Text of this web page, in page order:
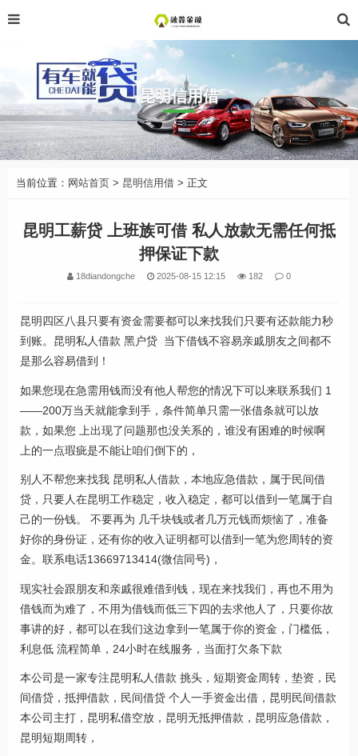
昆明信用借
当前位置： 网站首页 > 昆明信用借 > 正文
昆明工薪贷 上班族可借 私人放款无需任何抵
押保证下款
18diandongche 2025-08-15 12:15 182 0
昆明四区八县只要有资金需要都可以来找我们只要有还款能力秒
到账。昆明私人借款 黑户贷 当下借钱不容易亲戚朋友之间都不
是那么容易借到！
如果您现在急需用钱而没有他人帮您的情况下可以来联系我们 1
——200万当天就能拿到手，条件简单只需一张借条就可以放
款，如果您 上出现了问题那也没关系的，谁没有困难的时候啊
上的一点瑕疵是不能让咱们倒下的，
别人不帮您来找我 昆明私人借款，本地应急借款，属于民间借
贷，只要人在昆明工作稳定，收入稳定，都可以借到一笔属于自
己的一份钱。 不要再为 几千块钱或者几万元钱而烦恼了，准备
好你的身份证，还有你的收入证明都可以借到一笔为您周转的资
金。联系电话13669713414(微信同号)，
现实社会跟朋友和亲戚很难借到钱，现在来找我们，再也不用为
借钱而为难了，不用为借钱而低三下四的去求他人了，只要你故
事讲的好，都可以在我们这边拿到一笔属于你的资金，门槛低，
利息低 流程简单，24小时在线服务，当面打欠条下款
本公司是一家专注昆明私人借款 挑头，短期资金周转，垫资，民
间借贷，抵押借款，民间借贷 个人一手资金出借，昆明民间借款
本公司主打，昆明私借空放，昆明无抵押借款，昆明应急借款，
昆明短期周转，